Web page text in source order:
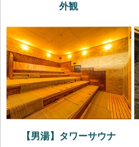
外観
【男湯】タワーサウナ